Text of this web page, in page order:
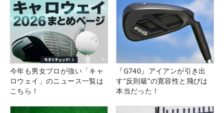
今年も男女プロが強い「キャ
ロウェイ」のニュース一覧は
こちら！
『G740』アイアンが引き出
す“反則級”の寛容性と飛びは
本当だった！